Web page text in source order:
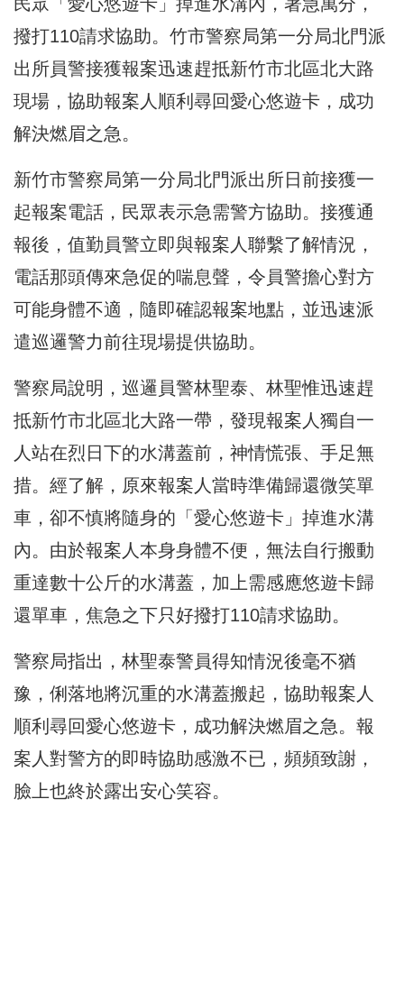
民眾「愛心悠遊卡」掉進水溝內，著急萬分，
撥打110請求協助。竹市警察局第一分局北門派
出所員警接獲報案迅速趕抵新竹市北區北大路
現場，協助報案人順利尋回愛心悠遊卡，成功
解決燃眉之急。
新竹市警察局第一分局北門派出所日前接獲一
起報案電話，民眾表示急需警方協助。接獲通
報後，值勤員警立即與報案人聯繫了解情況，
電話那頭傳來急促的喘息聲，令員警擔心對方
可能身體不適，隨即確認報案地點，並迅速派
遣巡邏警力前往現場提供協助。
警察局說明，巡邏員警林聖泰、林聖惟迅速趕
抵新竹市北區北大路一帶，發現報案人獨自一
人站在烈日下的水溝蓋前，神情慌張、手足無
措。經了解，原來報案人當時準備歸還微笑單
車，卻不慎將隨身的「愛心悠遊卡」掉進水溝
內。由於報案人本身身體不便，無法自行搬動
重達數十公斤的水溝蓋，加上需感應悠遊卡歸
還單車，焦急之下只好撥打110請求協助。
警察局指出，林聖泰警員得知情況後毫不猶
豫，俐落地將沉重的水溝蓋搬起，協助報案人
順利尋回愛心悠遊卡，成功解決燃眉之急。報
案人對警方的即時協助感激不已，頻頻致謝，
臉上也終於露出安心笑容。